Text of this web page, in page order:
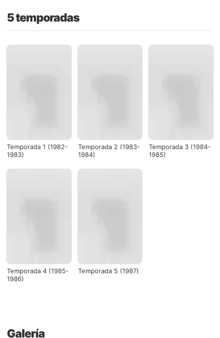
5 temporadas
Temporada 1 (1982-
1983)
Temporada 2 (1983-
1984)
Temporada 3 (1984-
1985)
Temporada 4 (1985-
1986)
Temporada 5 (1987)
Galería